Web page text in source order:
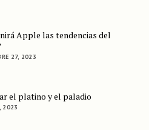
Apple las tendencias del
27, 2023
el platino y el paladio
2023